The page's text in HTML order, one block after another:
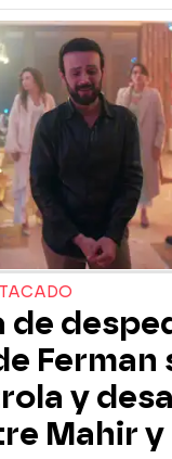
de
Ferman
y
Mahir y